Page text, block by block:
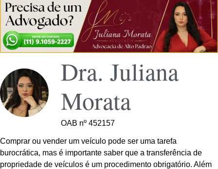
Dra. Juliana
Morata
OAB nº 452157
Comprar ou vender um veículo pode ser uma tarefa
burocrática, mas é importante saber que a transferência de
propriedade de veículos é um procedimento obrigatório. Além